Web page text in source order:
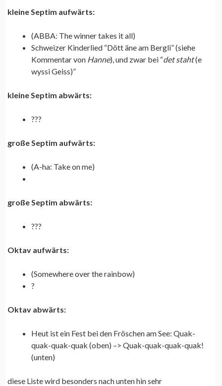
kleine Septim aufwärts:
(ABBA: The winner takes it all)
Schweizer Kinderlied “Dött äne am Bergli” (siehe
Kommentar von Hanne), und zwar bei “detstaht(e
wyssi Geiss)”
kleine Septim abwärts:
???
große Septim aufwärts:
(A-ha: Take on me)
große Septim abwärts:
???
Oktav aufwärts:
(Somewhere over the rainbow)
?
Oktav abwärts:
Heut ist ein Fest bei den Fröschen am See: Quak-
quak-quak-quak (oben) –> Quak-quak-quak-quak!
(unten)
diese Liste wird besonders nach unten hin sehr